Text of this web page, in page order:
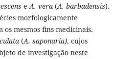
eA. vera (A. barbadensis).
morfologicamente
os mesmos fins medicinais.
(A. saponaria), cujos
de investigação neste